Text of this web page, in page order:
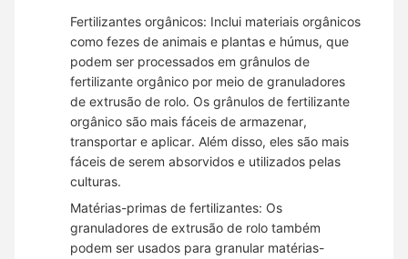
Fertilizantes orgânicos: Inclui materiais orgânicos
como fezes de animais e plantas e húmus, que
podem ser processados ​​em grânulos de
fertilizante orgânico por meio de granuladores
de extrusão de rolo. Os grânulos de fertilizante
orgânico são mais fáceis de armazenar,
transportar e aplicar. Além disso, eles são mais
fáceis de serem absorvidos e utilizados pelas
culturas.
Matérias-primas de fertilizantes: Os
granuladores de extrusão de rolo também
podem ser usados ​​para granular matérias-